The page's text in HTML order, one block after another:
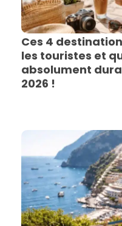
Ces 4
les touristes et
absolument
2026 !